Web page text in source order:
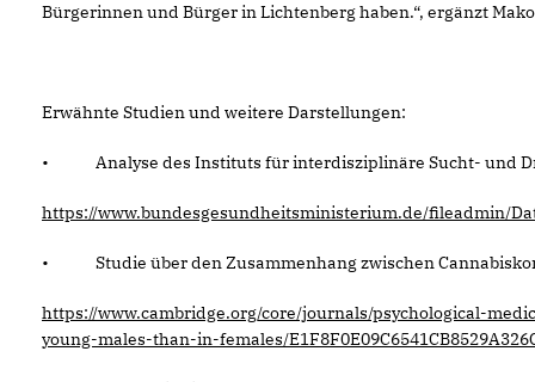
Bürgerinnen und Bürger in Lichtenberg haben.“, ergänzt
Erwähnte Studien und weitere Darstellungen:
• Analyse des Instituts für interdisziplinäre Sucht- und
https://www.bundesgesundheitsministerium.de/fileadmin/
• Studie über den Zusammenhang zwischen
https://www.cambridge.org/core/journals/psychological-
young-males-than-in-females/